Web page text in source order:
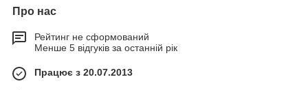
Про нас
Рейтинг не сформований
Менше 5 відгуків за останній рік
Працює з 20.07.2013